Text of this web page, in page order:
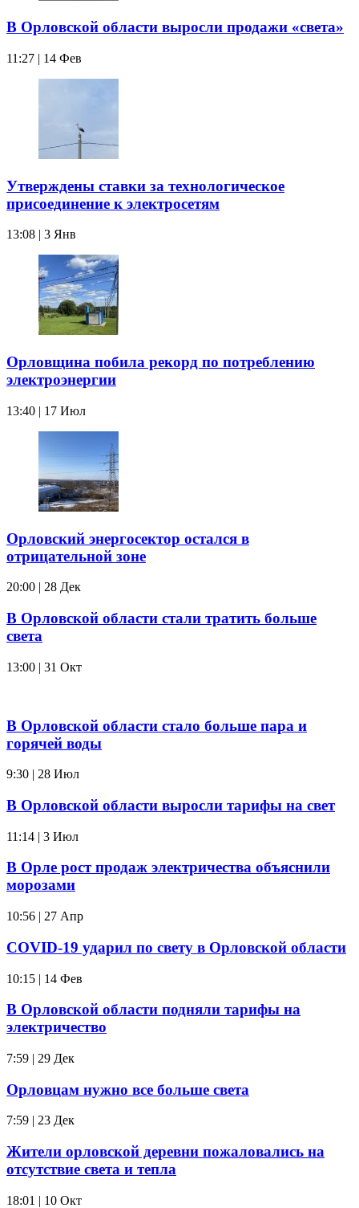
В Орловской области выросли продажи «света»
11:27 | 14 Фев
Утверждены ставки за технологическое
присоединение к электросетям
13:08 | 3 Янв
Орловщина побила рекорд по потреблению
электроэнергии
13:40 | 17 Июл
Орловский энергосектор остался в
отрицательной зоне
20:00 | 28 Дек
В Орловской области стали тратить больше
света
13:00 | 31 Окт
В Орловской области стало больше пара и
горячей воды
9:30 | 28 Июл
В Орловской области выросли тарифы на свет
11:14 | 3 Июл
В Орле рост продаж электричества объяснили
морозами
10:56 | 27 Апр
COVID-19 ударил по свету в Орловской области
10:15 | 14 Фев
В Орловской области подняли тарифы на
электричество
7:59 | 29 Дек
Орловцам нужно все больше света
7:59 | 23 Дек
Жители орловской деревни пожаловались на
отсутствие света и тепла
18:01 | 10 Окт